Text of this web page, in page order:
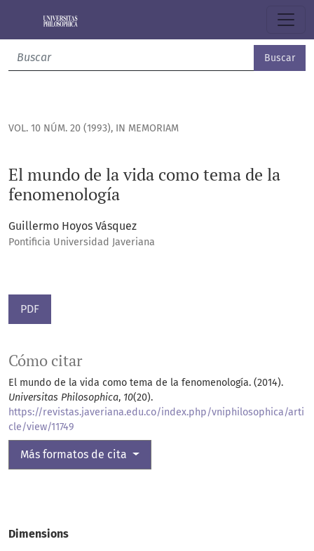
Buscar
VOL. 10 NÚM. 20 (1993), IN MEMORIAM
El mundo de la vida como tema de la
fenomenología
Guillermo Hoyos Vásquez
Pontificia Universidad Javeriana
PDF
Cómo citar
El mundo de la vida como tema de la fenomenología. (2014).
Universitas Philosophica, 10(20).
https://revistas.javeriana.edu.co/index.php/vniphilosophica/arti
cle/view/11749
Más formatos de cita
Dimensions